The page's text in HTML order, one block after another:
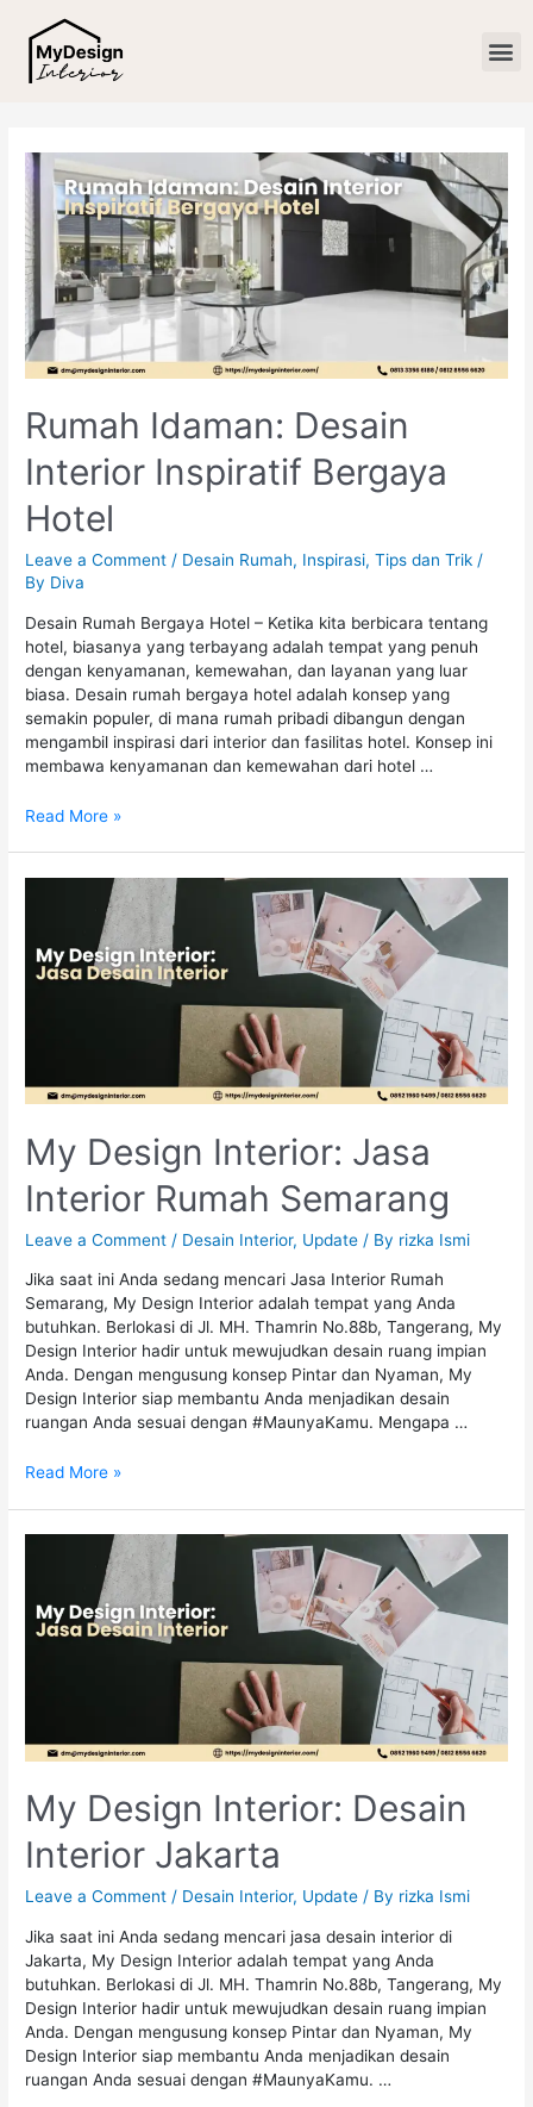
Rumah Idaman: Desain
Interior Inspiratif Bergaya
Hotel
Leave a Comment / Desain Rumah, Inspirasi,Tips dan Trik /
By Diva
Desain Rumah Bergaya Hotel – Ketika kita berbicara tentang
hotel, biasanya yang terbayang adalah tempat yang penuh
dengan kenyamanan, kemewahan, dan layanan yang luar
biasa. Desain rumah bergaya hotel adalah konsep yang
semakin populer, di mana rumah pribadi dibangun dengan
mengambil inspirasi dari interior dan fasilitas hotel. Konsep ini
membawa kenyamanan dan kemewahan dari hotel …
Read More »
My Design Interior: Jasa
Interior Rumah Semarang
Leave a Comment / Desain Interior, Update / By rizka Ismi
Jika saat ini Anda sedang mencari Jasa Interior Rumah
Semarang, My Design Interior adalah tempat yang Anda
butuhkan. Berlokasi di Jl. MH. Thamrin No.88b, Tangerang, My
Design Interior hadir untuk mewujudkan desain ruang impian
Anda. Dengan mengusung konsep Pintar dan Nyaman, My
Design Interior siap membantu Anda menjadikan desain
ruangan Anda sesuai dengan #MaunyaKamu. Mengapa …
Read More »
My Design Interior: Desain
Interior Jakarta
Leave a Comment / Desain Interior, Update / By rizka Ismi
Jika saat ini Anda sedang mencari jasa desain interior di
Jakarta, My Design Interior adalah tempat yang Anda
butuhkan. Berlokasi di Jl. MH. Thamrin No.88b, Tangerang, My
Design Interior hadir untuk mewujudkan desain ruang impian
Anda. Dengan mengusung konsep Pintar dan Nyaman, My
Design Interior siap membantu Anda menjadikan desain
ruangan Anda sesuai dengan #MaunyaKamu. …